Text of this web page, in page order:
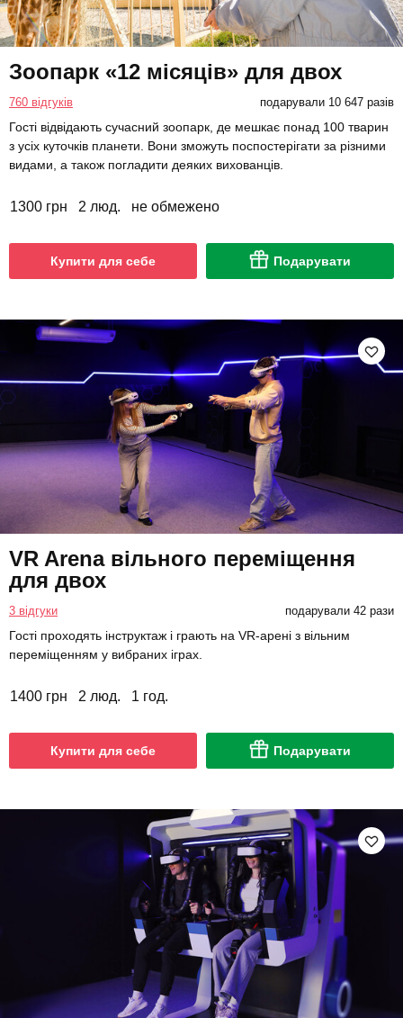
Зоопарк «12 місяців» для двох
760 відгуків подарували 10 647 разів
Гості відвідають сучасний зоопарк, де мешкає понад 100 тварин
з усіх куточків планети. Вони зможуть поспостерігати за різними
видами, а також погладити деяких вихованців.
1300 грн 2 люд. не обмежено
Купити для себе Подарувати
VR Arena вільного переміщення
для двох
3 відгуки подарували 42 рази
Гості проходять інструктаж і грають на VR-арені з вільним
переміщенням у вибраних іграх.
1400 грн 2 люд. 1 год.
Купити для себе Подарувати